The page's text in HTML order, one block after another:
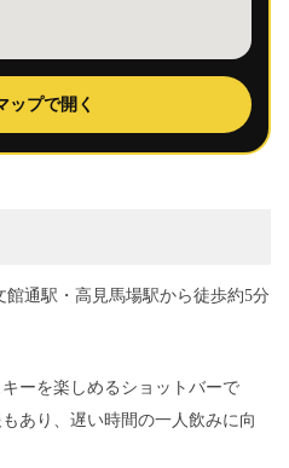
ップで開く
通駅・高見馬場駅から徒歩約5分
ーを楽しめるショットバーで
あり、遅い時間の一人飲みに向